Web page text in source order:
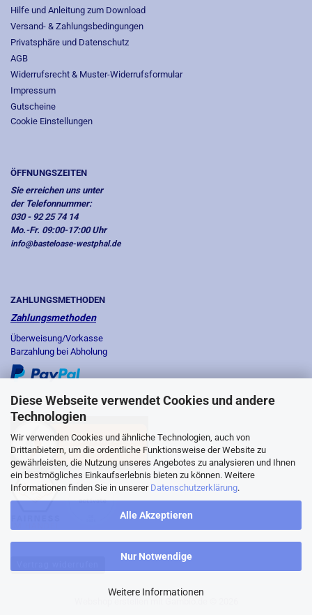
Diese Webseite verwendet Cookies und andere
Technologien
Wir verwenden Cookies und ähnliche Technologien, auch von
Drittanbietern, um die ordentliche Funktionsweise der Website zu
gewährleisten, die Nutzung unseres Angebotes zu analysieren und Ihnen
ein bestmögliches Einkaufserlebnis bieten zu können. Weitere
Informationen finden Sie in unserer Datenschutzerklärung.
Alle Akzeptieren
Nur Notwendige
Weitere Informationen
Hilfe und Anleitung zum Download
Versand- & Zahlungsbedingungen
Privatsphäre und Datenschutz
AGB
Widerrufsrecht & Muster-Widerrufsformular
Impressum
Gutscheine
Cookie Einstellungen
ÖFFNUNGSZEITEN
Sie erreichen uns unter
der Telefonnummer:
030 - 92 25 74 14
Mo.-Fr. 09:00-17:00 Uhr
info@basteloase-westphal.de
ZAHLUNGSMETHODEN
Zahlungsmethoden
Überweisung/Vorkasse
Barzahlung bei Abholung